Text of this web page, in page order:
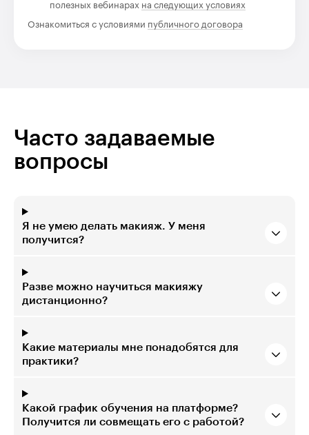
полезных вебинарах на следующих условиях
Ознакомиться с условиями публичного договора
Часто задаваемые
вопросы
Я не умею делать макияж. У меня
получится?
Разве можно научиться макияжу
дистанционно?
Какие материалы мне понадобятся для
практики?
Какой график обучения на платформе?
Получится ли совмещать его с работой?